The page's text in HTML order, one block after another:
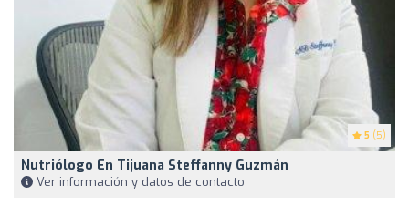
5 (5)
Nutriólogo En Tijuana Steffanny Guzmán
Ver información y datos de contacto